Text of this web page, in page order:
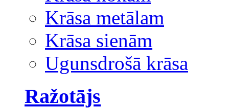
Krāsa metālam
Krāsa sienām
Ugunsdrošā krāsa
Ražotājs